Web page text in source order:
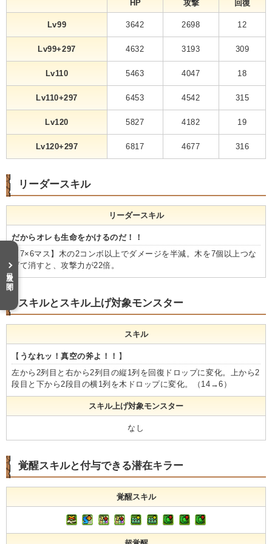
HP 攻撃 回復
Lv99 3642 2698 12
Lv99+297 4632 3193 309
Lv110 5463 4047 18
Lv110+297 6453 4542 315
Lv120 5827 4182 19
Lv120+297 6817 4677 316
リーダースキル
リーダースキル
だからオレも生命をかけるのだ！！
【7×6マス】木の2コンボ以上でダメージを半減。木を7個以上つな
げて消すと、攻撃力が22倍。
スキルとスキル上げ対象モンスター
スキル
【 うなれッ！真空の斧よ！！ 】
左から2列目と右から2列目の縦1列を回復ドロップに変化。上から2
段目と下から2段目の横1列を木ドロップに変化。（14→6）
スキル上げ対象モンスター
なし
覚醒スキルと付与できる潜在キラー
覚醒スキル
目次を開く